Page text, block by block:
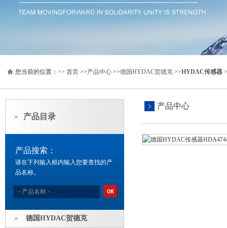
您当前的位置：>> 首页 >>产品中心 >>德国HYDAC贺德克 >>HYDAC传感器
产品目录
产品搜索：
请在下列输入框内输入您要查找的产
品名称。
德国HYDAC贺德克
产品中心